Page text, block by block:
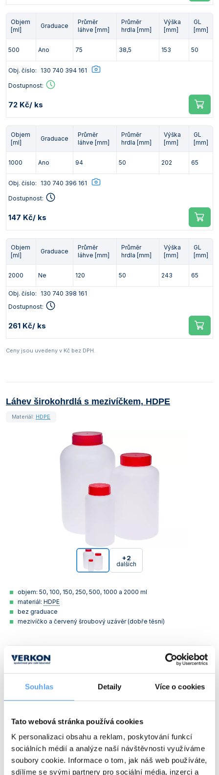
Souhlas Detaily Více o cookies
Tato webová stránka používá cookies
K personalizaci obsahu a reklam, poskytování funkcí
sociálních médií a analýze naší návštěvnosti využíváme
soubory cookie. Informace o tom, jak náš web používáte,
sdílíme se svými partnery pro sociální média, inzerci a
Objem
[ml]
Graduace
Průměr
láhve [mm]
Průměr
hrdla [mm]
Výška
[mm]
GL
[mm]
500 Ano 75 38,5 153 50
Obj. číslo: 130 740 394 161
Dostupnost:
72 Kč/ ks
Objem
[ml]
Graduace
Průměr
láhve [mm]
Průměr
hrdla [mm]
Výška
[mm]
GL
[mm]
1000 Ano 94 50 202 65
Obj. číslo: 130 740 396 161
Dostupnost:
147 Kč/ ks
Objem
[ml]
Graduace
Průměr
láhve [mm]
Průměr
hrdla [mm]
Výška
[mm]
GL
[mm]
2000 Ne 120 50 243 65
Obj. číslo:
130 740 398 161
Dostupnost:
261 Kč/ ks
Ceny jsou uvedeny v Kč bez DPH.
Láhev širokohrdlá s mezivíčkem, HDPE
+2
dalších
Materiál: HDPE
objem: 50, 100, 150, 250, 500, 1000 a 2000 ml
materiál: HDPE
bez graduace
mezivíčko a červený šroubový uzávěr (dobře těsní)
Objem
[ml]
Průměr láhve [mm] Výška [mm]
36
Obj. číslo: 333 033 050 001
21 Kč
Objem
[ml]
Průměr láhve [mm] Výška [mm]